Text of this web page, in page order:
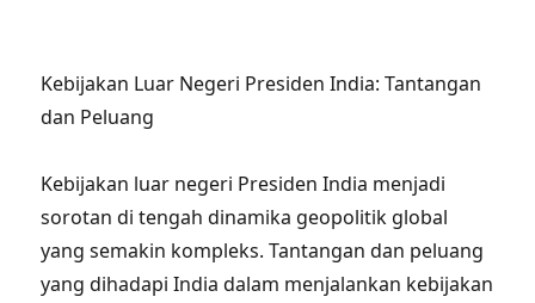
Kebijakan Luar Negeri Presiden India: Tantangan
dan Peluang
Kebijakan luar negeri Presiden India menjadi
sorotan di tengah dinamika geopolitik global
yang semakin kompleks. Tantangan dan peluang
yang dihadapi India dalam menjalankan kebijakan